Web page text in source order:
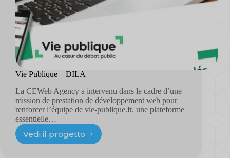
Vie Publique – DILA
La CEWeb Agency a intervenu dans le cadre d’une
mission de prestation de développement web pour
renforcer l’équipe de vie-publique.fr, une plateforme
essentielle…
Vedi il progetto